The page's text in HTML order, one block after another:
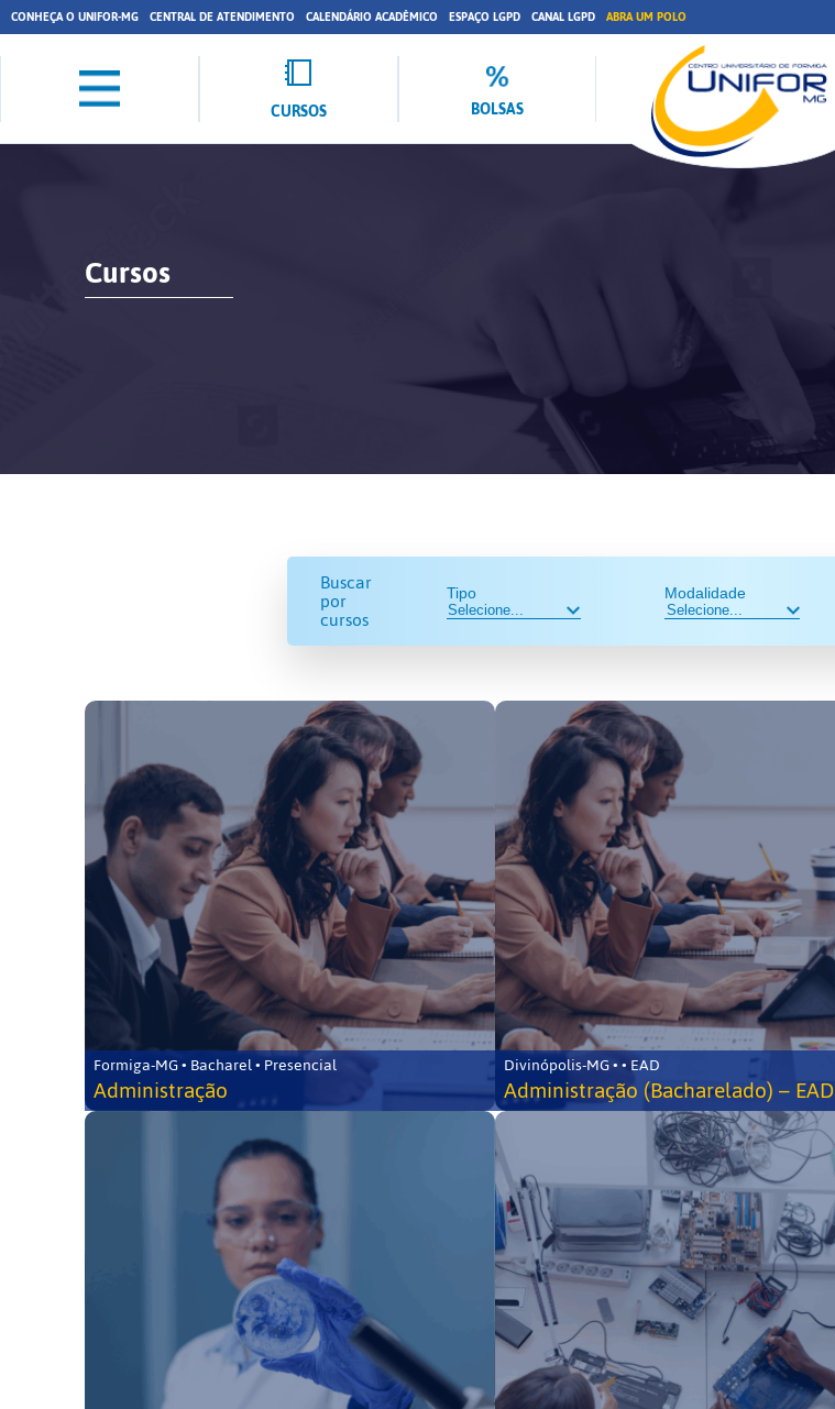
CONHEÇA O UNIFOR-MG CENTRAL DE ATENDIMENTO CALENDÁRIO ACADÊMICO ESPAÇO LGPD CANAL LGPD ABRA UM POLO
CURSOS BOLSAS
Cursos
Buscar
por
cursos
Tipo Modalidade
Formiga-MG • Bacharel • Presencial
Administração
Divinópolis-MG • • EAD
Administração (Bacharelado) – EAD